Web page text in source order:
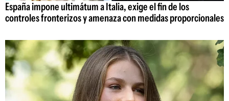
España impone ultimátum a Italia, exige el fin de los
controles fronterizos y amenaza con medidas proporcionales